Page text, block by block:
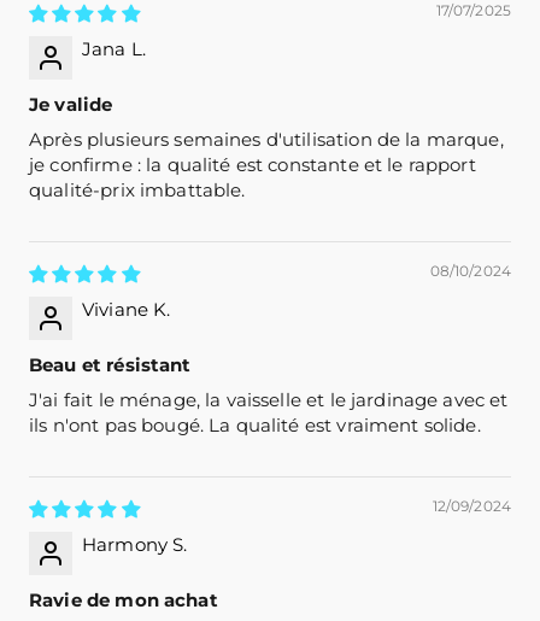
17/07/2025
Jana L.
Je valide
Après plusieurs semaines d'utilisation de la marque,
je confirme : la qualité est constante et le rapport
qualité-prix imbattable.
08/10/2024
Viviane K.
Beau et résistant
J'ai fait le ménage, la vaisselle et le jardinage avec et
ils n'ont pas bougé. La qualité est vraiment solide.
12/09/2024
Harmony S.
Ravie de mon achat